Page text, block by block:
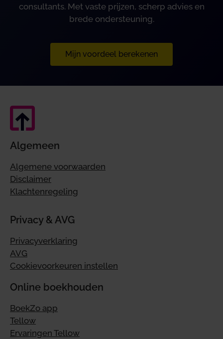
consultants. Met vaste prijzen, scherp advies en
brede ondersteuning.
Mijn voordeel berekenen
Algemeen
Algemene voorwaarden
Disclaimer
Klachtenregeling
Privacy & AVG
Privacyverklaring
AVG
Cookievoorkeuren instellen
Online boekhouden
BoekZo app
Tellow
Ervaringen Tellow